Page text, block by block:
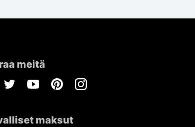
meitä
TwitterYoutubePinterestInstagram
maksut